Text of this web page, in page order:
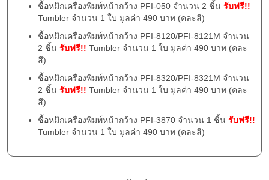
ซื้อหมึกเครื่องพิมพ์หน้ากว้าง PFI-050 จำนวน 2 ชิ้น รับฟรี!!
Tumbler จำนวน 1 ใบ มูลค่า 490 บาท (คละสี)
ซื้อหมึกเครื่องพิมพ์หน้ากว้าง PFI-8120/PFI-8121M จำนวน
2 ชิ้น รับฟรี!! Tumbler จำนวน 1 ใบ มูลค่า 490 บาท (คละ
สี)
ซื้อหมึกเครื่องพิมพ์หน้ากว้าง PFI-8320/PFI-8321M จำนวน
2 ชิ้น รับฟรี!! Tumbler จำนวน 1 ใบ มูลค่า 490 บาท (คละ
สี)
ซื้อหมึกเครื่องพิมพ์หน้ากว้าง PFI-3870 จำนวน 1 ชิ้น รับฟรี!!
Tumbler จำนวน 1 ใบ มูลค่า 490 บาท (คละสี)